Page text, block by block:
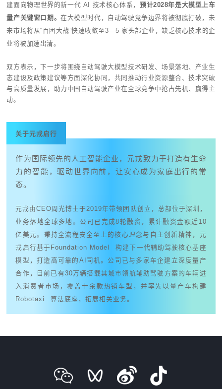
建面向物理世界的新一代 AI 技术核心体系 ， 预计2028年是大模型上车
量产关键窗口期。在大模型时代，自动驾驶竞争边界将被彻底打破，未
来市场将从“百团大战”快速收敛至3—5 家头部企业，缺乏核心技术的企
业将被加速出清。
双方表示，下一步将围绕自动驾驶大模型技术研发、场景落地、产业生
态建设及政策建议等方面深化协同，共同推动行业资源整合、技术突破
与高质量发展，助力中国自动驾驶产业在全球竞争中抢占先机、赢得主
动。
关于元戎启行
作为国际领先的人工智能企业，元戎致力于打造有生命
力的智能，驱动世界向前，让安心成为家庭出行的常
态。
元戎由CEO周光博士于2019年带领团队创立，总部位于深圳，
业务落地全球多地。公司已完成8轮融资，累计融资金额近10
亿美元。秉持全流程安全至上的核心理念与自主创新精神，元
戎启行基于 Foundation Model
构建下一代辅助驾驶核心基座
模型，打造高可靠的AI司机。公司已与多家车企建立深度量产
合作，目前已有30万辆搭载其城市领航辅助驾驶方案的车辆进
入消费者市场，覆盖十余款热销车型，并率先以量产车构建
Robotaxi
算法底座，拓展相关业务。